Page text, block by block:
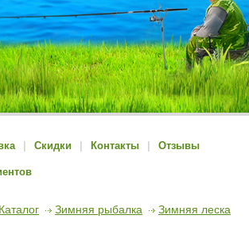
Скидки Контакты Отзывы
Каталог Зимняя рыбалка Зимняя леска